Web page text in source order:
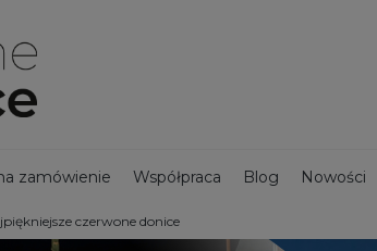
zamówienie Współpraca Blog Nowości
- Donice ogrodowe Donice ze stali CORTEN
czerwone donice